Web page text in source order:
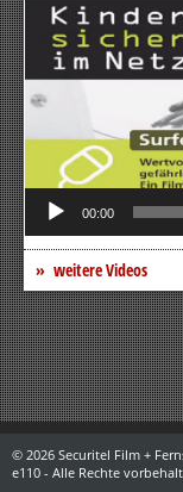
00:00
weitere Videos
© 2026 Securitel Film +
e110 - Alle Rechte